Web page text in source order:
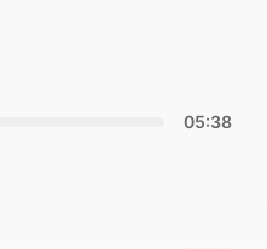
05:38